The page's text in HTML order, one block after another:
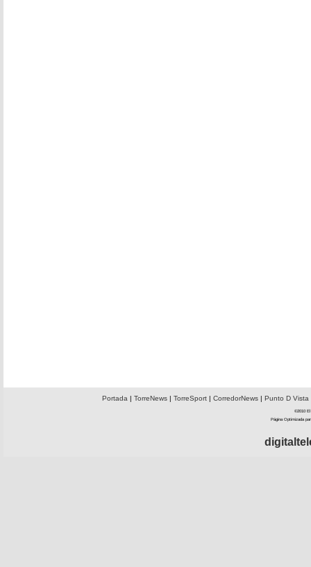
Portada | TorreNews| TorreSport| CorredorNews| Punto D Vista
©2010 El
Página Optimizada